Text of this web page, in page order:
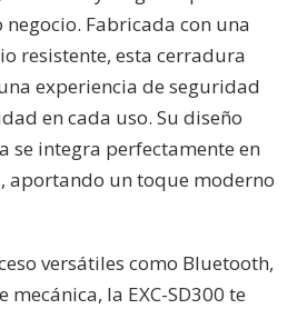
Fabricada con una
resistente, esta cerradura
experiencia de seguridad
en cada uso. Su diseño
integra perfectamente en
aportando un toque moderno
versátiles como Bluetooth,
la EXC-SD300 te